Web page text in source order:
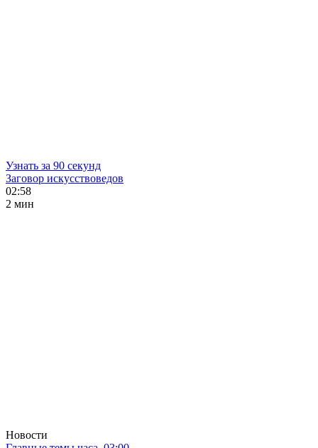
Узнать за 90 секунд
Заговор искусствоведов
02:58
2 мин
Новости